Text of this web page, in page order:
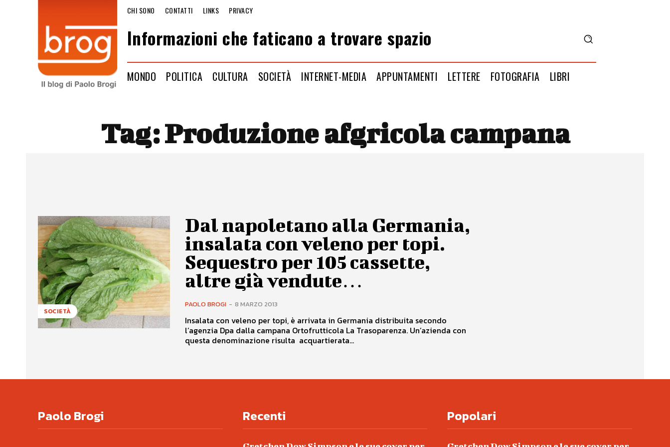
CHI SONO CONTATTI LINKS PRIVACY
Informazioni che faticano a trovare spazio
MONDO POLITICA CULTURA SOCIETÀ INTERNET-MEDIA APPUNTAMENTI LETTERE FOTOGRAFIA LIBRI
Tag:Produzione afgricola campana
SOCIETÀ
Dal napoletano alla Germania,
insalata con veleno per topi.
Sequestro per 105 cassette,
altre già vendute…
PAOLO BROGI - 8 MARZO 2013
Insalata con veleno per topi, è arrivata in Germania distribuita secondo
l’agenzia Dpa dalla campana Ortofrutticola La Trasoparenza. Un’azienda con
questa denominazione risulta acquartierata...
Paolo Brogi Recenti Popolari